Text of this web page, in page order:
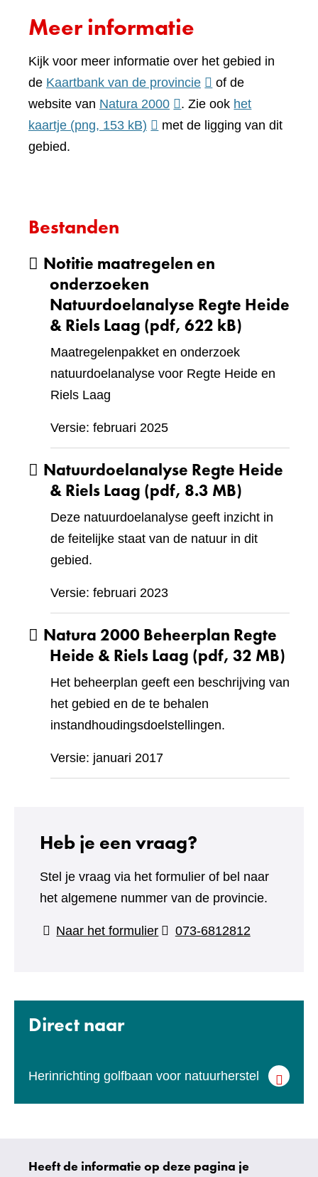
Meer informatie
Kijk voor meer informatie over het gebied in
de Kaartbank van de provincie(verwijst
naar
een
of de
website van Natura 2000(verwijst
naar
. Zie ook het
kaartje (png, 153 kB)
met de ligging van dit
gebied.
Bestanden
Notitie maatregelen en
onderzoeken
Natuurdoelanalyse Regte Heide
& Riels Laag (pdf, 622 kB)
Maatregelenpakket en onderzoek
natuurdoelanalyse voor Regte Heide en
Riels Laag
Versie: februari 2025
Natuurdoelanalyse Regte Heide
& Riels Laag (pdf, 8.3 MB)
Deze natuurdoelanalyse geeft inzicht in
de feitelijke staat van de natuur in dit
gebied.
Versie: februari 2023
Natura 2000 Beheerplan Regte
Heide & Riels Laag (pdf, 32 MB)
Het beheerplan geeft een beschrijving van
het gebied en de te behalen
instandhoudingsdoelstellingen.
Versie: januari 2017
Heb je een vraag?
Stel je vraag via het formulier of bel naar
het algemene nummer van de provincie.
Naar het formulier(verwijst
073-6812812
Direct naar
Herinrichting golfbaan voor natuurherstel
Uw
Heeft de informatie op deze pagina je